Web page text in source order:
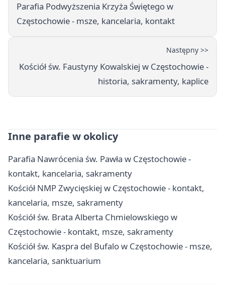
Parafia Podwyższenia Krzyża Świętego w
Częstochowie - msze, kancelaria, kontakt
Następny >>
Kościół św. Faustyny Kowalskiej w Częstochowie -
historia, sakramenty, kaplice
Inne parafie w okolicy
Parafia Nawrócenia św. Pawła w Częstochowie -
kontakt, kancelaria, sakramenty
Kościół NMP Zwycięskiej w Częstochowie - kontakt,
kancelaria, msze, sakramenty
Kościół św. Brata Alberta Chmielowskiego w
Częstochowie - kontakt, msze, sakramenty
Kościół św. Kaspra del Bufalo w Częstochowie - msze,
kancelaria, sanktuarium